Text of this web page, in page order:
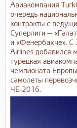
Авиакомпания
очередь
контракты с
Суперлиги —
и «Фенербахче». C
Airlines добавился
турецкая
чемпионата
самолеты
ЧЕ-2016.